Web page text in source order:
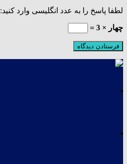
لطفا پاسخ را به عدد انگلیسی وارد کنید:
چهار × 3 =